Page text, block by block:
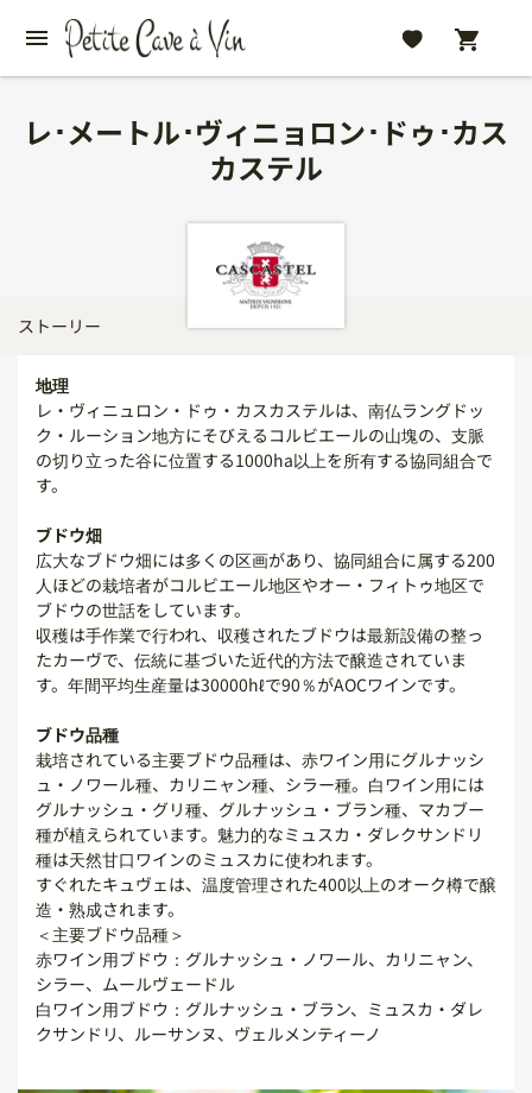
レ･メートル･ヴィニョロン･ドゥ･カス
カステル
ストーリー
地理
レ・ヴィニュロン・ドゥ・カスカステルは、南仏ラングドッ
ク・ルーション地方にそびえるコルビエールの山塊の、支脈
の切り立った谷に位置する1000ha以上を所有する協同組合で
す。
ブドウ畑
広大なブドウ畑には多くの区画があり、協同組合に属する200
人ほどの栽培者がコルビエール地区やオー・フィトゥ地区で
ブドウの世話をしています。
収穫は手作業で行われ、収穫されたブドウは最新設備の整っ
たカーヴで、伝統に基づいた近代的方法で醸造されていま
す。年間平均生産量は30000hℓで90％がAOCワインです。
ブドウ品種
栽培されている主要ブドウ品種は、赤ワイン用にグルナッシ
ュ・ノワール種、カリニャン種、シラー種。白ワイン用には
グルナッシュ・グリ種、グルナッシュ・ブラン種、マカブー
種が植えられています。魅力的なミュスカ・ダレクサンドリ
種は天然甘口ワインのミュスカに使われます。
すぐれたキュヴェは、温度管理された400以上のオーク樽で醸
造・熟成されます。
＜主要ブドウ品種＞
赤ワイン用ブドウ：グルナッシュ・ノワール、カリニャン、
シラー、ムールヴェードル
白ワイン用ブドウ：グルナッシュ・ブラン、ミュスカ・ダレ
クサンドリ、ルーサンヌ、ヴェルメンティーノ